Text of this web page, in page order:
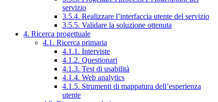
servizio
3.5.4. Realizzare l’interfaccia utente del servizio
3.5.5. Validare la soluzione ottenuta
4. Ricerca progettuale
4.1. Ricerca primaria
4.1.1. Interviste
4.1.2. Questionari
4.1.3. Test di usabilità
4.1.4. Web analytics
4.1.5. Strumenti di mappatura dell’esperienza
utente